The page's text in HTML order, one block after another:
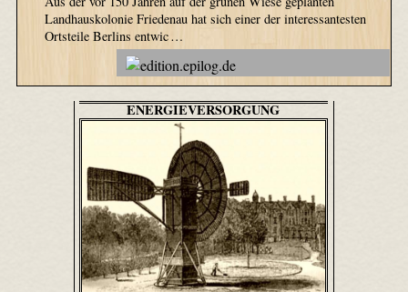
Landhauskolonie Friedenau hat sich einer der interessantesten
Ortsteile Berlins entwic …
ENERGIEVERSORGUNG